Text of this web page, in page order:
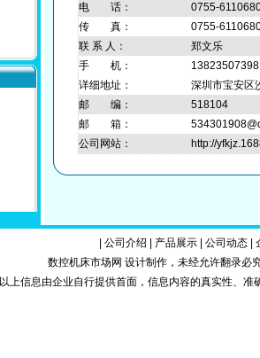
电 话：
0755-
传 真：
0755-
联 系 人：
郑文乐
手 机：
13823507398
详细地址：
深圳市宝安区
邮 编：
518104
邮 箱：
公司网站：
http://
公司介绍 产品展示| 公司动态|
数控机床市场网 设计制作，未经允许翻录必
以上信息由企业自行提供首面，信息内容的真实性、